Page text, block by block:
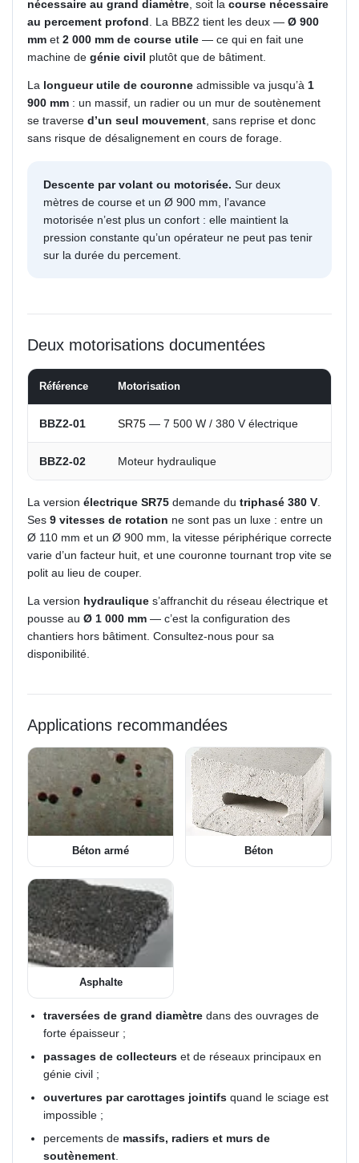
nécessaire au grand diamètre , soit la course nécessaire
au percement profond . La BBZ2 tient les deux — Ø 900
mm et 2 000 mm de course utile — ce qui en fait une
machine de génie civil plutôt que de bâtiment.
La longueur utile de couronne admissible va jusqu’à 1
900 mm : un massif, un radier ou un mur de soutènement
se traverse d’un seul mouvement , sans reprise et donc
sans risque de désalignement en cours de forage.
Descente par volant ou motorisée. Sur deux
mètres de course et un Ø 900 mm, l’avance
motorisée n’est plus un confort : elle maintient la
pression constante qu’un opérateur ne peut pas tenir
sur la durée du percement.
Deux motorisations documentées
Référence Motorisation
BBZ2-01 SR75 — 7 500 W / 380 V électrique
BBZ2-02 Moteur hydraulique
La version électrique SR75 demande du triphasé 380 V
Ses 9 vitesses de rotation ne sont pas un luxe : entre un
Ø 110 mm et un Ø 900 mm, la vitesse périphérique correcte
varie d’un facteur huit, et une couronne tournant trop vite se
polit au lieu de couper.
La version hydraulique s’affranchit du réseau électrique et
pousse au Ø 1 000 mm — c’est la configuration des
chantiers hors bâtiment. Consultez-nous pour sa
disponibilité.
Applications recommandées
Béton armé Béton
Asphalte
traversées de grand diamètre dans des ouvrages de
forte épaisseur ;
passages de collecteurs et de réseaux principaux en
génie civil ;
ouvertures par carottages jointifs quand le sciage est
impossible ;
percements de massifs, radiers et murs de
soutènement